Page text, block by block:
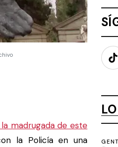
madrugada de este
la Policía en una